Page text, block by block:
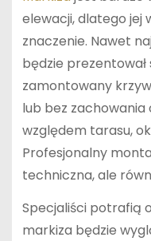
elewacji, dlatego jej
znaczenie. Nawet
będzie prezentował
zamontowany
lub bez
względem tarasu,
Profesjonalny
techniczna, ale
Specjaliści potrafią
markiza będzie